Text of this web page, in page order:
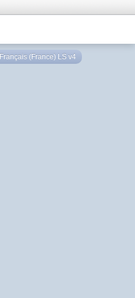
Français (France) LS v4